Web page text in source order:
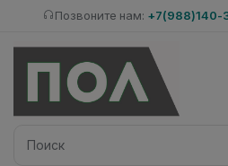
Позвоните нам: +7(988)140-